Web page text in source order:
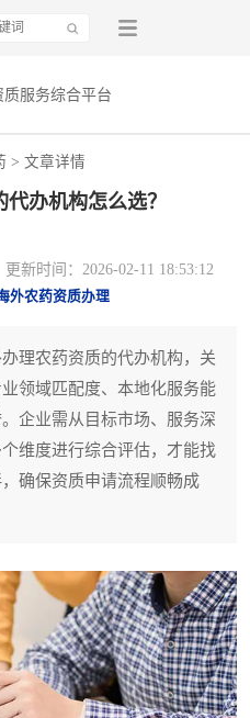
质服务综合平台
> 文章详情
办机构怎么选？
更新时间：2026-02-11 18:53:12
外农药资质办理
理农药资质的代办机构，关
领域匹配度、本地化服务能
企业需从目标市场、服务深
维度进行综合评估，才能找
确保资质申请流程顺畅成